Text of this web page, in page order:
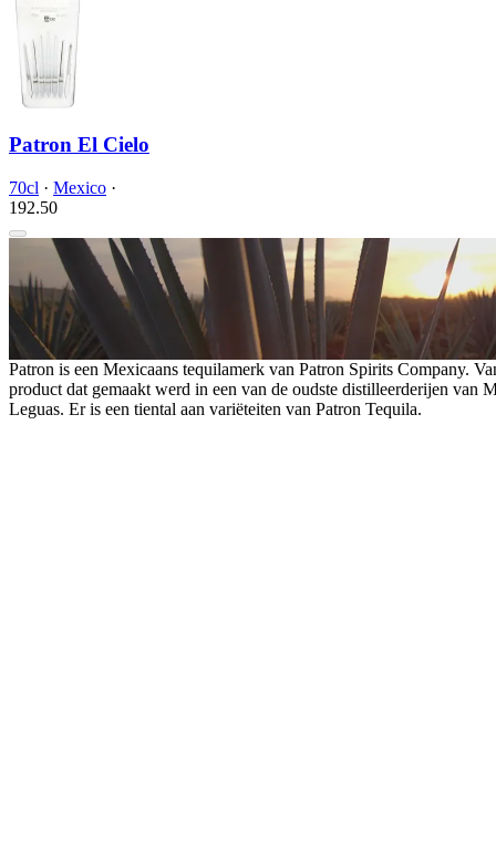
Patron El Cielo
70cl · Mexico ·
192.50
Patron is een Mexicaans tequilamerk van Patron Spirits Company.
product dat gemaakt werd in een van de oudste distilleerderijen van
Leguas. Er is een tiental aan variëteiten van Patron Tequila.